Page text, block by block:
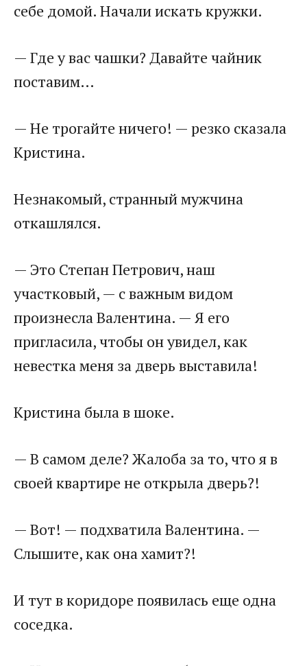
себе домой. Начали искать кружки.
— Где у вас чашки? Давайте чайник
поставим…
— Не трогайте ничего! — резко сказала
Кристина.
Незнакомый, странный мужчина
откашлялся.
— Это Степан Петрович, наш
участковый, — с важным видом
произнесла Валентина. — Я его
пригласила, чтобы он увидел, как
невестка меня за дверь выставила!
Кристина была в шоке.
— В самом деле? Жалоба за то, что я в
своей квартире не открыла дверь?!
— Вот! — подхватила Валентина. —
Слышите, как она хамит?!
И тут в коридоре появилась еще одна
соседка.